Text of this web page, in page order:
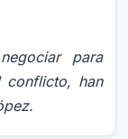
para
han